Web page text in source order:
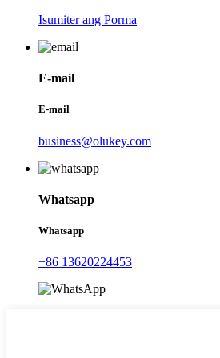
Isumiter ang Porma
E-mail
E-mail
business@olukey.com
Whatsapp
Whatsapp
+86 13620224453